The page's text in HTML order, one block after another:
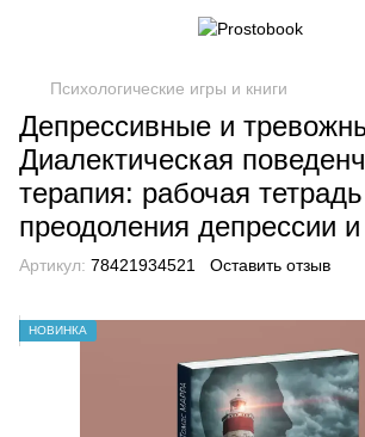
Психологические игры и книги
Депрессивные и
Диалектическая
терапия: рабочая
преодоления депрессии и
Артикул: 78421934521 Оставить отзыв
НОВИНКА